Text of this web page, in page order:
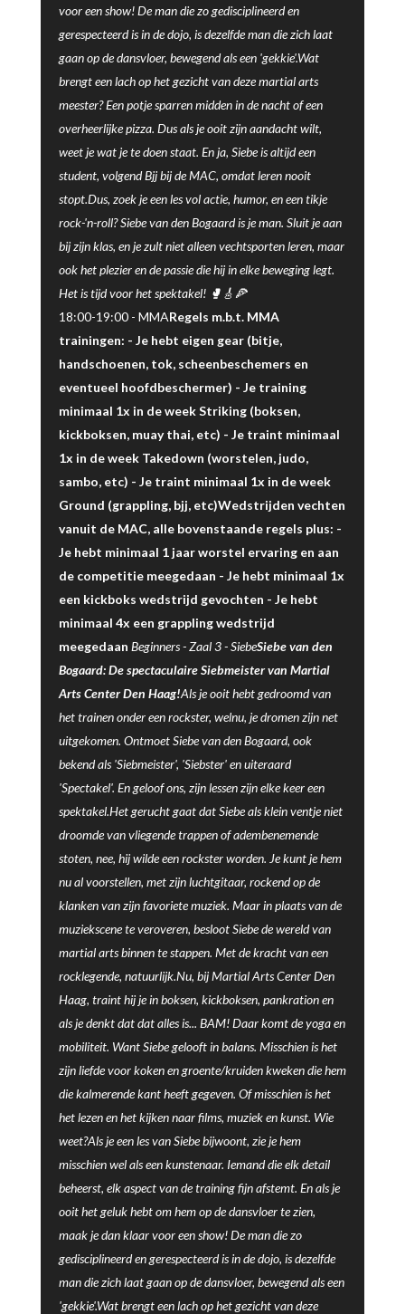
voor een show! De man die zo gedisciplineerd en
gerespecteerd is in de dojo, is dezelfde man die zich laat
gaan op de dansvloer, bewegend als een 'gekkie'.Wat
brengt een lach op het gezicht van deze martial arts
meester? Een potje sparren midden in de nacht of een
overheerlijke pizza. Dus als je ooit zijn aandacht wilt,
weet je wat je te doen staat. En ja, Siebe is altijd een
student, volgend Bjj bij de MAC, omdat leren nooit
stopt.Dus, zoek je een les vol actie, humor, en een tikje
rock-'n-roll? Siebe van den Bogaard is je man. Sluit je aan
bij zijn klas, en je zult niet alleen vechtsporten leren, maar
ook het plezier en de passie die hij in elke beweging legt.
Het is tijd voor het spektakel! 🥊🎸🍕
18:00-19:00 - MMARegels m.b.t. MMA
trainingen: - Je hebt eigen gear (bitje,
handschoenen, tok, scheenbeschemers en
eventueel hoofdbeschermer) - Je training
minimaal 1x in de week Striking (boksen,
kickboksen, muay thai, etc) - Je traint minimaal
1x in de week Takedown (worstelen, judo,
sambo, etc) - Je traint minimaal 1x in de week
Ground (grappling, bjj, etc)Wedstrijden vechten
vanuit de MAC, alle bovenstaande regels plus: -
Je hebt minimaal 1 jaar worstel ervaring en aan
de competitie meegedaan - Je hebt minimaal 1x
een kickboks wedstrijd gevochten - Je hebt
minimaal 4x een grappling wedstrijd
meegedaan Beginners -Zaal 3-SiebeSiebe van den
Bogaard: De spectaculaire Siebmeister van Martial
Arts Center Den Haag!Als je ooit hebt gedroomd van
het trainen onder een rockster, welnu, je dromen zijn net
uitgekomen. Ontmoet Siebe van den Bogaard, ook
bekend als 'Siebmeister', 'Siebster' en uiteraard
'Spectakel'. En geloof ons, zijn lessen zijn elke keer een
spektakel.Het gerucht gaat dat Siebe als klein ventje niet
droomde van vliegende trappen of adembenemende
stoten, nee, hij wilde een rockster worden. Je kunt je hem
nu al voorstellen, met zijn luchtgitaar, rockend op de
klanken van zijn favoriete muziek. Maar in plaats van de
muziekscene te veroveren, besloot Siebe de wereld van
martial arts binnen te stappen. Met de kracht van een
rocklegende, natuurlijk.Nu, bij Martial Arts Center Den
Haag, traint hij je in boksen, kickboksen, pankration en
als je denkt dat dat alles is... BAM! Daar komt de yoga en
mobiliteit. Want Siebe gelooft in balans. Misschien is het
zijn liefde voor koken en groente/kruiden kweken die hem
die kalmerende kant heeft gegeven. Of misschien is het
het lezen en het kijken naar films, muziek en kunst. Wie
weet?Als je een les van Siebe bijwoont, zie je hem
misschien wel als een kunstenaar. Iemand die elk detail
beheerst, elk aspect van de training fijn afstemt. En als je
ooit het geluk hebt om hem op de dansvloer te zien,
maak je dan klaar voor een show! De man die zo
gedisciplineerd en gerespecteerd is in de dojo, is dezelfde
man die zich laat gaan op de dansvloer, bewegend als een
'gekkie'.Wat brengt een lach op het gezicht van deze